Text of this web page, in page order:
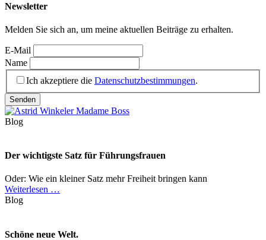
Newsletter
Melden Sie sich an, um meine aktuellen Beiträge zu erhalten.
E-Mail
Name
Ich akzeptiere die Datenschutzbestimmungen.
Blog
Der wichtigste Satz für Führungsfrauen
Oder: Wie ein kleiner Satz mehr Freiheit bringen kann
Weiterlesen …
Blog
Schöne neue Welt.